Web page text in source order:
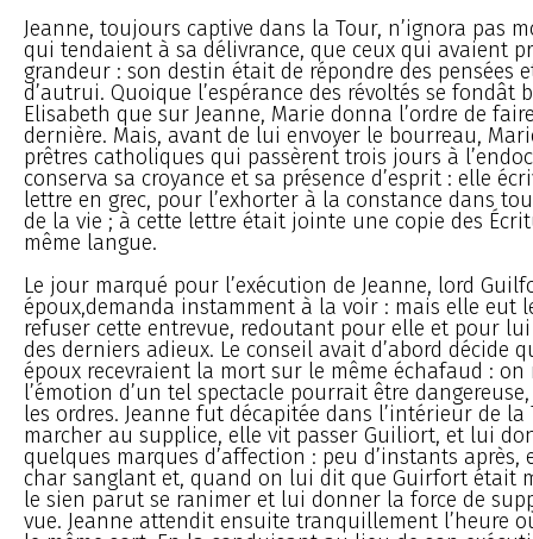
Jeanne, toujours captive dans la Tour, n’ignora pas
qui tendaient à sa délivrance, que ceux qui avaient
grandeur : son destin était de répondre des pensées
d’autrui. Quoique l’espérance des révoltés se fondât
Elisabeth que sur Jeanne, Marie donna l’ordre de
dernière. Mais, avant de lui envoyer le bourreau,
prêtres catholiques qui passèrent trois jours à
conserva sa croyance et sa présence d’esprit : elle
lettre en grec, pour l’exhorter à la constance dans
de la vie ; à cette lettre était jointe une copie des
même langue.
Le jour marqué pour l’exécution de Jeanne, lord
époux,demanda instamment à la voir : mais elle eut
refuser cette entrevue, redoutant pour elle et pour
des derniers adieux. Le conseil avait d’abord décide
époux recevraient la mort sur le même échafaud :
l’émotion d’un tel spectacle pourrait être
les ordres. Jeanne fut décapitée dans l’intérieur de la
marcher au supplice, elle vit passer Guiliort, et lui
quelques marques d’affection : peu d’instants après,
char sanglant et, quand on lui dit que Guirfort était
le sien parut se ranimer et lui donner la force de
vue. Jeanne attendit ensuite tranquillement l’heure